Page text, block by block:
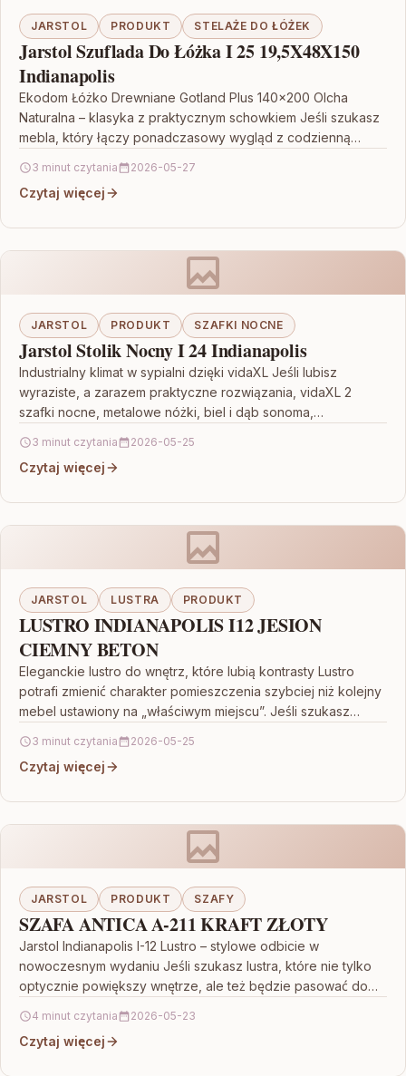
JARSTOL PRODUKT STELAŻE DO ŁÓŻEK
Jarstol Szuflada Do Łóżka I 25 19,5X48X150
Indianapolis
Ekodom Łóżko Drewniane Gotland Plus 140×200 Olcha
Naturalna – klasyka z praktycznym schowkiem Jeśli szukasz
mebla, który łączy ponadczasowy wygląd z codzienną
3 minut czytania 2026-05-27
Czytaj więcej
JARSTOL PRODUKT SZAFKI NOCNE
Jarstol Stolik Nocny I 24 Indianapolis
Industrialny klimat w sypialni dzięki vidaXL Jeśli lubisz
wyraziste, a zarazem praktyczne rozwiązania, vidaXL 2
szafki nocne, metalowe nóżki, biel i dąb sonoma,
3 minut czytania 2026-05-25
Czytaj więcej
JARSTOL LUSTRA PRODUKT
LUSTRO INDIANAPOLIS I12 JESION
CIEMNY BETON
Eleganckie lustro do wnętrz, które lubią kontrasty Lustro
potrafi zmienić charakter pomieszczenia szybciej niż kolejny
mebel ustawiony na „właściwym miejscu”. Jeśli szukasz
3 minut czytania 2026-05-25
Czytaj więcej
JARSTOL PRODUKT SZAFY
SZAFA ANTICA A-211 KRAFT ZŁOTY
Jarstol Indianapolis I-12 Lustro – stylowe odbicie w
nowoczesnym wydaniu Jeśli szukasz lustra, które nie tylko
optycznie powiększy wnętrze, ale też będzie pasować do…
4 minut czytania 2026-05-23
Czytaj więcej